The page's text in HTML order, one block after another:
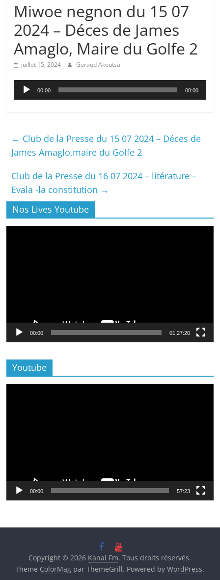
Miwoe negnon du 15 07
2024 – Déces de James
Amaglo, Maire du Golfe 2
juillet 15, 2024 Geraud Akoutsa
Lecteur
audio
00:00 00:00
← Club de la Presse du 15 07 2024 – Déces de
James Amaglo,maire du Golfe 2
Club de la Presse du 16 07 2024 – litérature –
Evala -la constitution →
Nos Lives Youtube
00:00 01:27:20
Youtube
00:00 57:23
Copyright © 2026 Kanal Fm. Tous droits réservés.
Theme ColorMag par ThemeGrill. Powered byWordPress.